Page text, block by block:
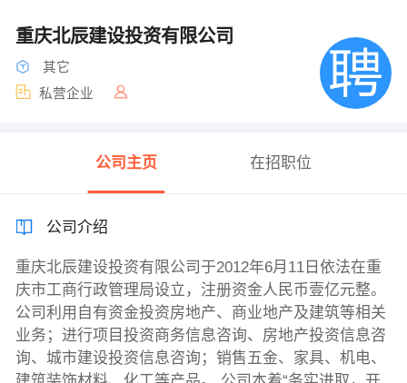
重庆北辰建设投资有限公司
其它
私营企业
公司主页 在招职位
公司介绍
重庆北辰建设投资有限公司于2012年6月11日依法在重
庆市工商行政管理局设立，注册资金人民币壹亿元整。
公司利用自有资金投资房地产、商业地产及建筑等相关
业务；进行项目投资商务信息咨询、房地产投资信息咨
询、城市建设投资信息咨询；销售五金、家具、机电、